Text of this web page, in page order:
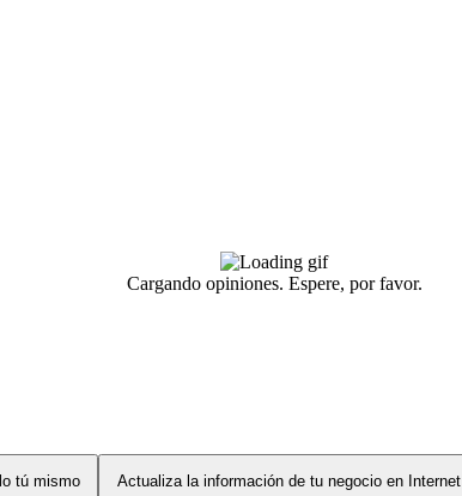
Cargando opiniones. Espere, por favor.
tú mismo Actualiza la información de tu negocio en Internet